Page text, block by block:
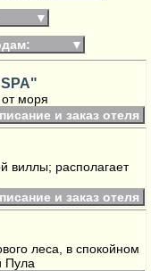
▼
▼
моря
и заказ отеля
виллы; располагает
и заказ отеля
леса, в спокойном
Пула